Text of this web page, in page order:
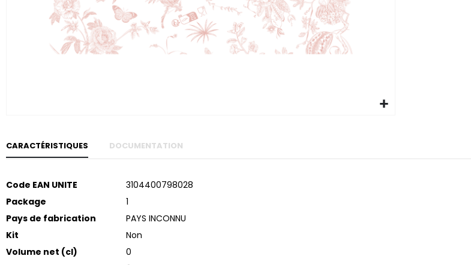
CARACTÉRISTIQUES
Plus
d’informations
Code EAN UNITE
3104400798028
Package
1
Pays de fabrication
PAYS INCONNU
Kit
Non
Volume net (cl)
0
DOCUMENTATION